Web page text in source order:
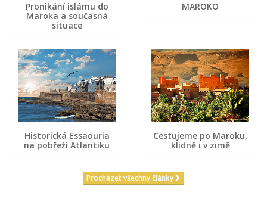
Pronikání islámu do
Maroka a současná
situace
MAROKO
Historická Essaouria
na pobřeží Atlantiku
Cestujeme po Maroku,
klidně i v zimě
Procházet všechny články